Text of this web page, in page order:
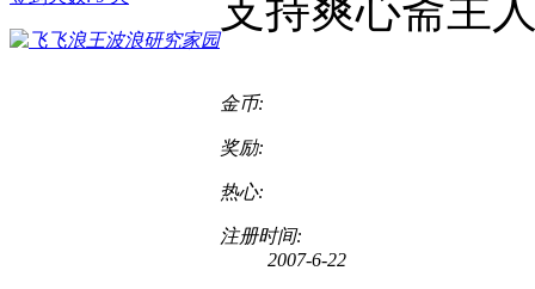
支持爽心斋主
金币:
奖励:
热心:
注册时间:
2007-6-22